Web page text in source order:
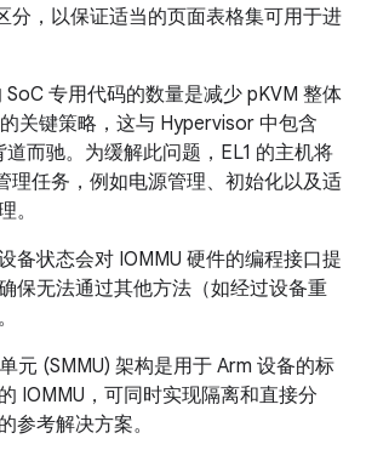
分，以保证适当的页面表格集可用于进
SoC 专用代码的数量是减少 pKVM 整体
关键策略，这与 Hypervisor 中包含
道而驰。为缓解此问题，EL1 的主机将
理任务，例如电源管理、初始化以及适
。
备状态会对 IOMMU 硬件的编程接口提
保无法通过其他方法（如经过设备重
元 (SMMU) 架构是用于 Arm 设备的标
IOMMU，可同时实现隔离和直接分
参考解决方案。